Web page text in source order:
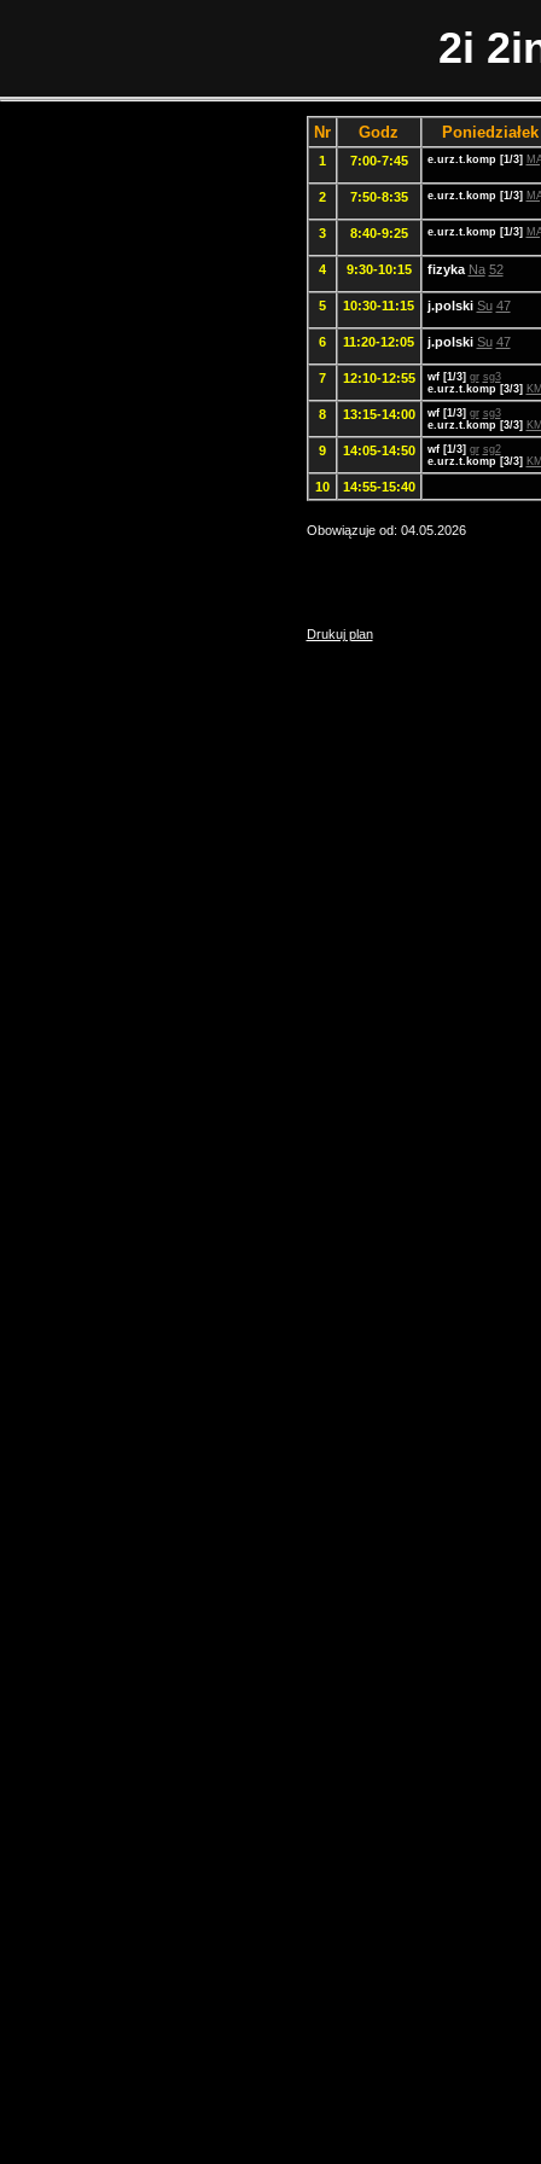
2i
Nr Godz Poniedziałek
1 7:00-7:45 e.urz.t.komp [1/3]
2 7:50-8:35 e.urz.t.komp [1/3]
3 8:40-9:25 e.urz.t.komp [1/3]
4 9:30-10:15 fizyka Na 52
5 10:30-11:15 j.polski Su 47
6 11:20-12:05 j.polski Su 47
7 12:10-12:55 wf [1/3] gr sg3
e.urz.t.komp [3/3]
8 13:15-14:00 wf [1/3] gr sg3
e.urz.t.komp [3/3]
9 14:05-14:50 wf [1/3] gr sg2
e.urz.t.komp [3/3]
10 14:55-15:40
Obowiązuje od: 04.05.2026
Drukuj plan